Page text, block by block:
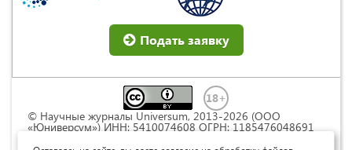
Подать заявку
© Научные журналы Universum, 2013-2026 (ООО
«Юниверсум») ИНН: 5410074608 ОГРН: 1185476048691